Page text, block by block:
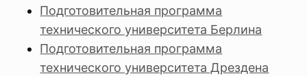
Подготовительная программа
технического университета Берлина
Подготовительная программа
технического университета Дрездена